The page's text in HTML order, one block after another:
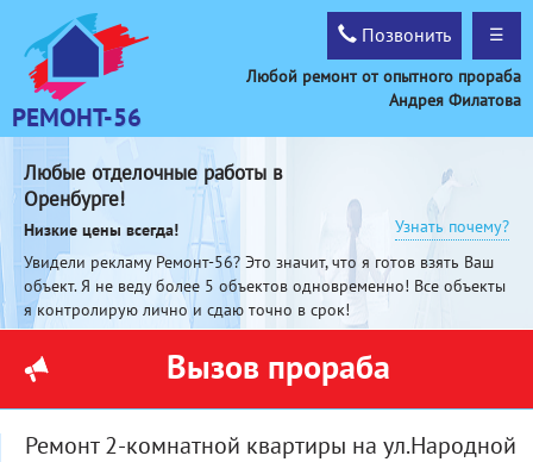
Позвонить ☰
РЕМОНТ-56
Любой ремонт от опытного прораба
Андрея Филатова
Любые отделочные работы в
Оренбурге!
Низкие цены всегда!
Узнать почему?
Увидели рекламу Ремонт-56? Это значит, что я готов взять Ваш
объект. Я не веду более 5 объектов одновременно! Все объекты
я контролирую лично и сдаю точно в срок!
Вызов прораба
Ремонт 2-комнатной квартиры на ул.Народной